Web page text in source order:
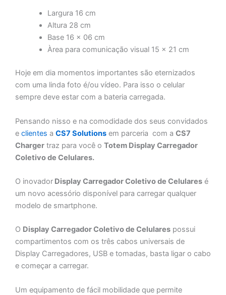
Largura 16 cm
Altura 28 cm
Base 16 x 06 cm
Àrea para comunicação visual 15 x 21 cm
Hoje em dia momentos importantes são eternizados
com uma linda foto é/ou vídeo. Para isso o celular
sempre deve estar com a bateria carregada.
Pensando nisso e na comodidade dos seus convidados
e clientes a CS7 Solutions em parceria com a CS7
Charger traz para você o Totem Display Carregador
Coletivo de Celulares.
O inovador Display Carregador Coletivo de Celulares é
um novo acessório disponível para carregar qualquer
modelo de smartphone.
O Display Carregador Coletivo de Celulares possui
compartimentos com os três cabos universais de
Display Carregadores, USB e tomadas, basta ligar o cabo
e começar a carregar.
Um equipamento de fácil mobilidade que permite